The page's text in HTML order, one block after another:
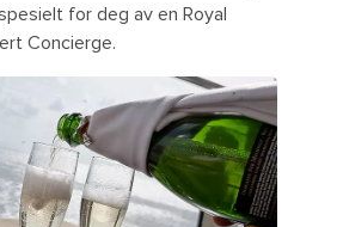
for deg av en Royal
Concierge.